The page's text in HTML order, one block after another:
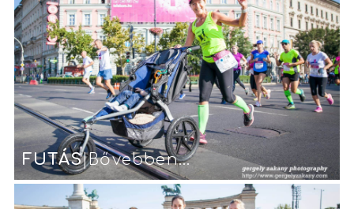
FUTÁS|Bővebben...